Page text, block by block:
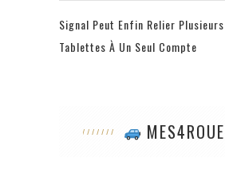
Signal Peut Enfin Relier
Tablettes À Un Seul Compte